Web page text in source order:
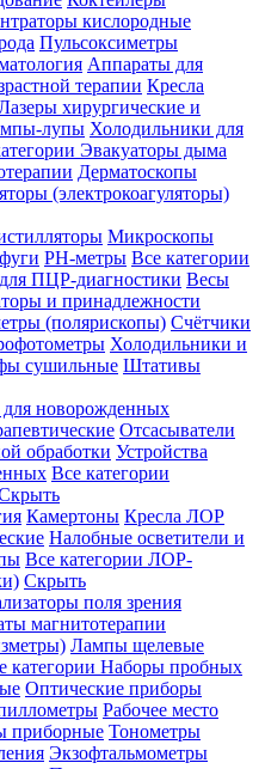
кислородные
Пульсоксиметры
Аппараты для
терапии Кресла
хирургические и
лупы Холодильники для
Эвакуаторы дыма
Дерматоскопы
(электрокоагуляторы)
Микроскопы
PH-метры Все категории
ПЦР-диагностики Весы
и принадлежности
(полярископы) Счётчики
Холодильники и
сушильные Штативы
новорожденных
Отсасыватели
обработки Устройства
Все категории
Камертоны Кресла ЛОР
Налобные осветители и
Все категории ЛОР-
Скрыть
поля зрения
магнитотерапии
Лампы щелевые
категории Наборы пробных
Оптические приборы
Рабочее место
приборные Тонометры
Экзофтальмометры